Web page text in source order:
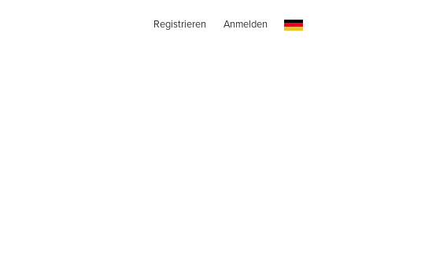
Registrieren Anmelden